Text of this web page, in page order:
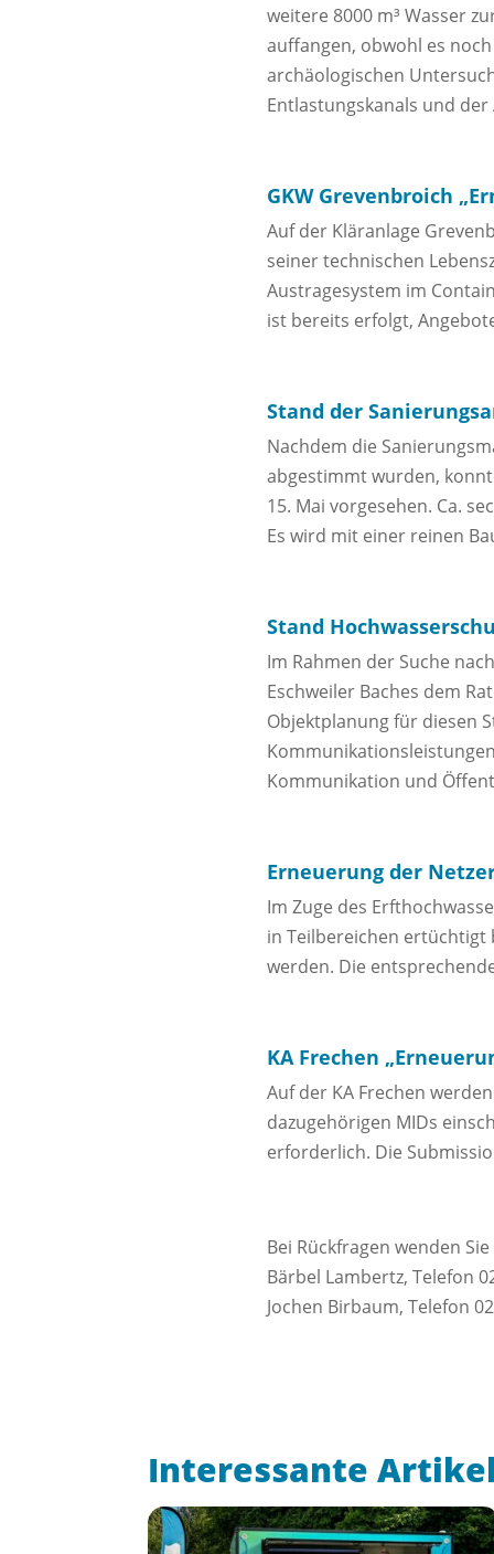
weitere 8000 m³ Wasser
auffangen, obwohl es
archäologischen
Entlastungskanals und
GKW Grevenbroich
Auf der Kläranlage
seiner technischen
Austragesystem im
ist bereits erfolgt,
Stand der
Nachdem die
abgestimmt wurden,
15. Mai vorgesehen. Ca.
Es wird mit einer reinen
Stand
Im Rahmen der Suche
Eschweiler Baches dem
Objektplanung für diesen
Kommunikation und
Erneuerung der
Im Zuge des
in Teilbereichen ertüchtigt
werden. Die
KA Frechen
Auf der KA Frechen
dazugehörigen MIDs
erforderlich. Die
Bei Rückfragen wenden
Bärbel Lambertz, Telefon
Jochen Birbaum, Telefon
Interessante